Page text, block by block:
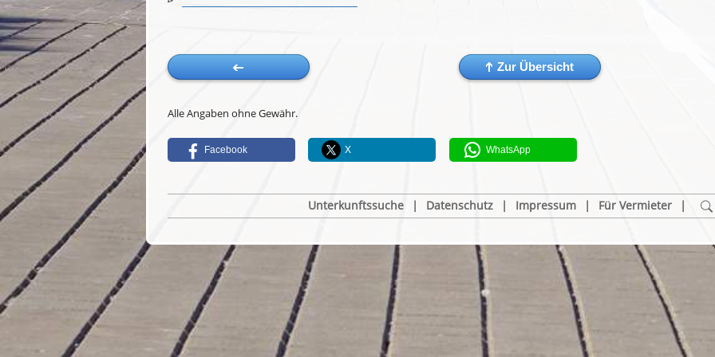
Alle Angaben ohne Gewähr.
Facebook X WhatsApp
Unterkunftssuche | Datenschutz | Impressum | Für Vermieter |